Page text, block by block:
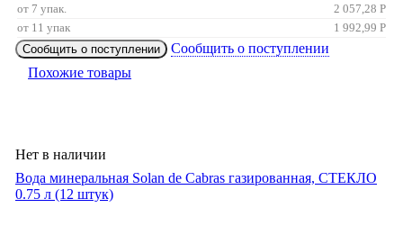
от 7 упак.
2 057,28 Р
от 11 упак
1 992,99 Р
Сообщить о поступлении
Сообщить о поступлении
Похожие товары
Нет в наличии
Вода минеральная Solan de Cabras газированная, СТЕКЛО
0.75 л (12 штук)